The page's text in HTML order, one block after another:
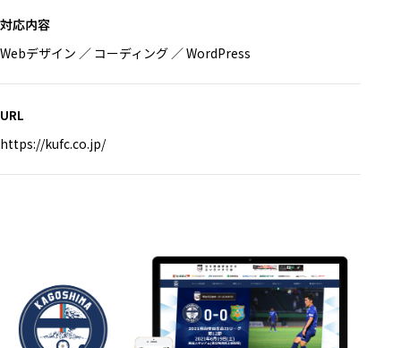
対応内容
Webデザイン
コーディング WordPress
URL
https://kufc.co.jp/